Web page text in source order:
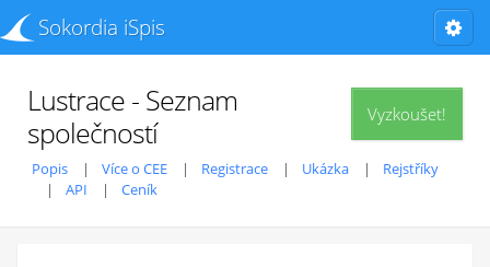
Sokordia iSpis
Vyzkoušet!
Lustrace - Seznam
společností
Popis Více o CEE Registrace Ukázka
Rejstříky
API
Ceník